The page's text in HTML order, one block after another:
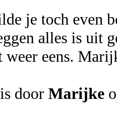
je toch even
alles is uit
weer eens.
door Marijke